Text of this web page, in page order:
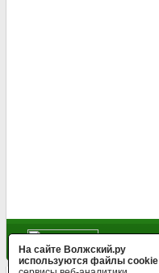
На сайте Волжский.ру
используются файлы cookie